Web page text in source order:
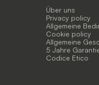
Über uns
Privacy policy
Allgemeine
Cookie policy
Allgemeine
5 Jahre
Codice Etico